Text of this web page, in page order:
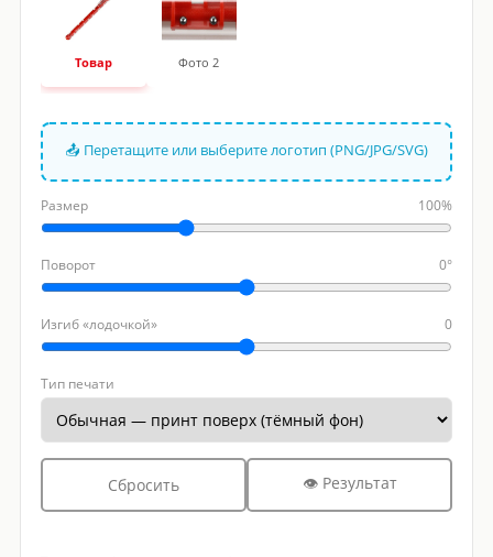
Товар Фото 2
📤 Перетащите или выберите логотип (PNG/JPG/SVG)
Размер 100%
Поворот 0°
Изгиб «лодочкой» 0
Тип печати
Сбросить 👁 Результат